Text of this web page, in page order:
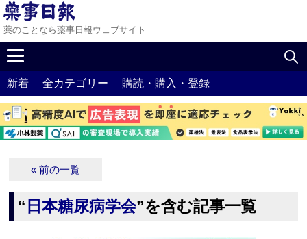
薬のことなら薬事日報ウェブサイト
新着 全カテゴリー 購読・購入・登録
« 前の一覧
“ 日本糖尿病学会”を含む記事一覧